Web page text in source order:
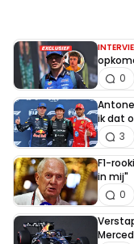
0
ik dat
3
F1-
in mij"
0